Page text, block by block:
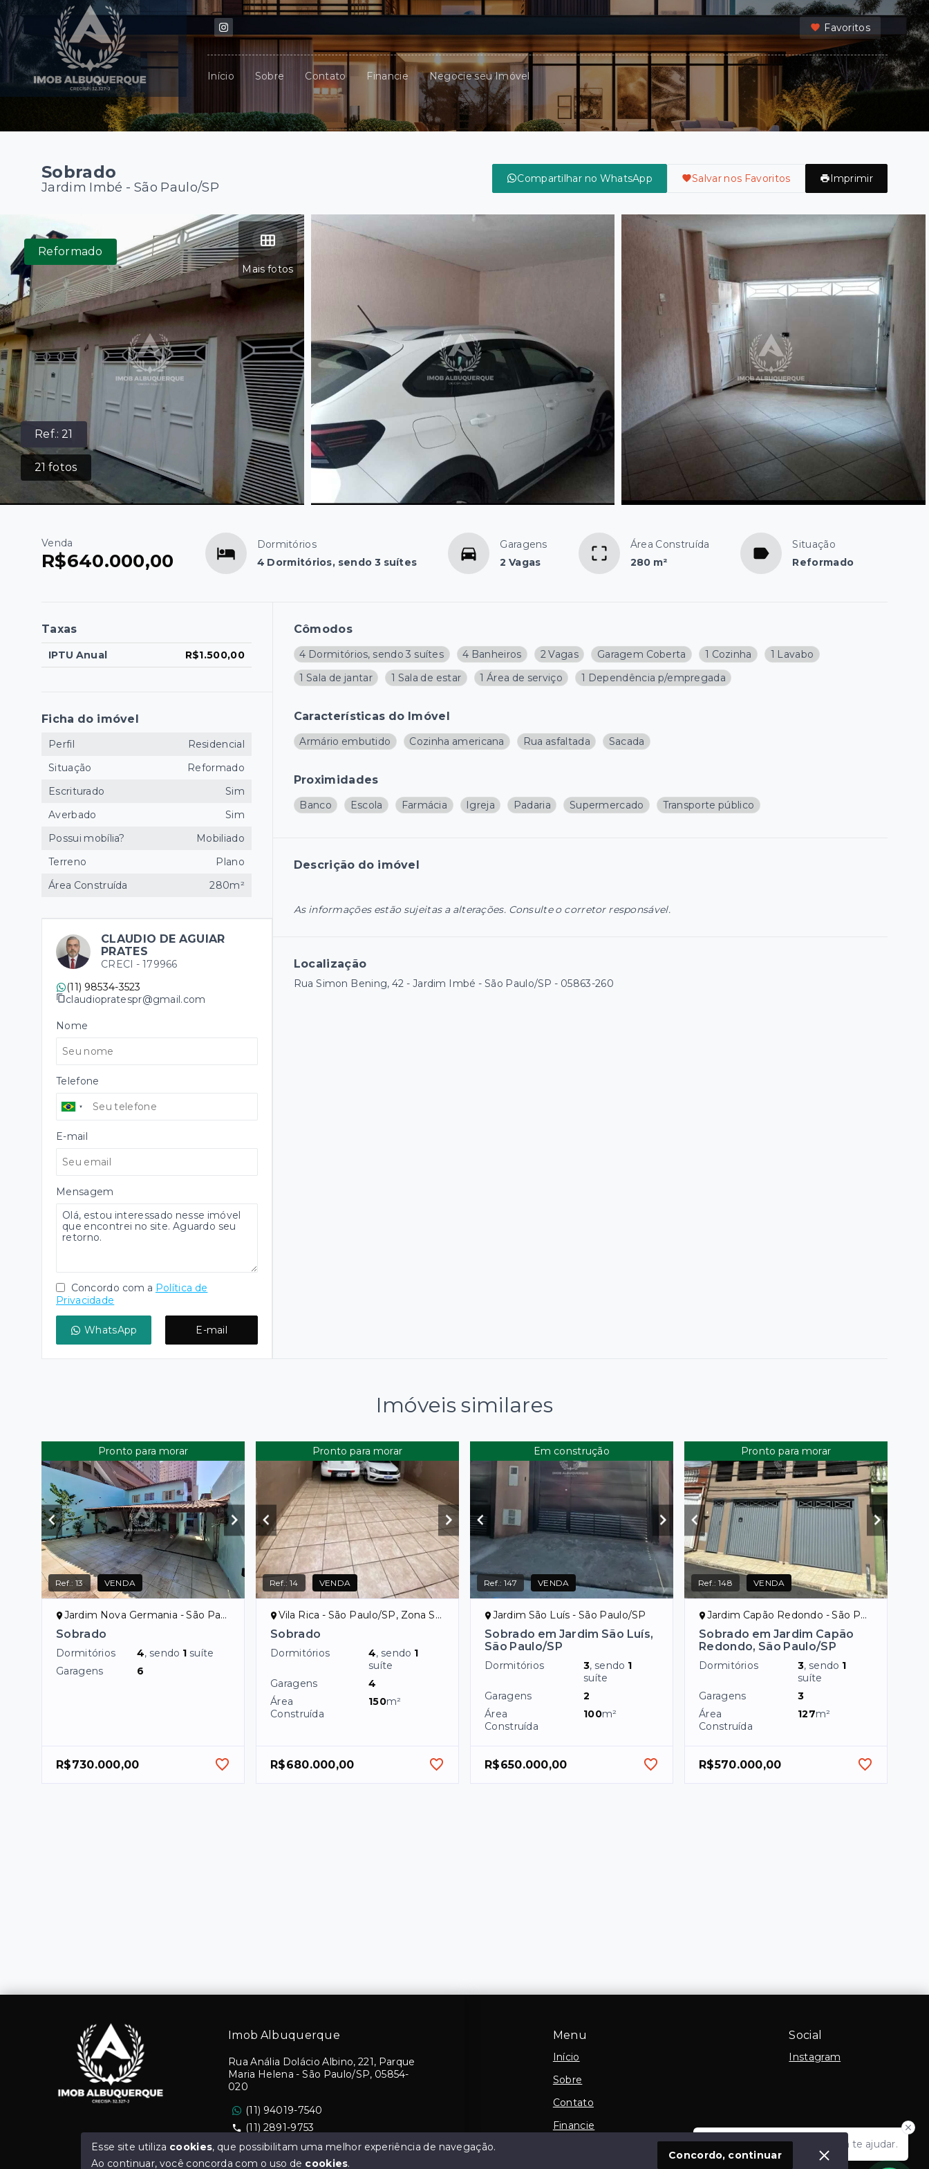
Favoritos
Início Sobre Contato Financie Negocie seu Imóvel
Sobrado
Jardim Imbé - São Paulo/SP
Compartilhar no WhatsApp Salvar nos Favoritos Imprimir
Ref.:21
21fotos
Mais fotos
Reformado
Venda
R$640.000,00
Dormitórios
4 Dormitórios, sendo 3 suítes
Garagens
2 Vagas
Área Construída
280 m²
Situação
Reformado
Cômodos
4 Dormitórios, sendo 3 suítes 4 Banheiros 2 Vagas Garagem Coberta 1 Cozinha
1 Lavabo
1 Sala de jantar
1 Sala de estar 1 Área de serviço 1 Dependência p/empregada
Características do Imóvel
Armário embutido Cozinha americana Rua asfaltada Sacada
Proximidades
Banco Escola Farmácia Igreja Padaria Supermercado Transporte público
Descrição do imóvel
As informações estão sujeitas a alterações. Consulte o corretor responsável.
Localização
Rua Simon Bening, 42 - Jardim Imbé - São Paulo/SP - 05863-260
Taxas
IPTU Anual R$1.500,00
Ficha do imóvel
Perfil
Residencial
Situação
Reformado
Escriturado
Sim
Averbado
Sim
Possui mobília?
Mobiliado
Terreno
Plano
Área Construída
280m²
CLAUDIO DE AGUIAR
PRATES
CRECI - 179966
(11) 98534-3523
claudiopratespr@gmail.com
Nome
Telefone
E-mail
Mensagem
Concordo com a Política de
Privacidade
WhatsApp E-mail
Imóveis similares
Pronto para morar
Ref.:13 VENDA
Jardim Nova Germania - São Paulo/SP, Zona Sul
Sobrado
Dormitórios 4, sendo 1 suíte
Garagens
6
R$730.000,00
Pronto para morar
Ref.:14 VENDA
Vila Rica - São Paulo/SP, Zona Sul
Sobrado
Dormitórios 4, sendo 1
suíte
Garagens
4
Área
Construída
150m²
R$680.000,00
Em construção
Ref.:147 VENDA
Jardim São Luís - São Paulo/SP
Sobrado em Jardim São Luís,
São Paulo/SP
Dormitórios 3, sendo 1
suíte
Garagens
2
Área
Construída
100m²
R$650.000,00
Pronto para morar
Ref.:148 VENDA
Jardim Capão Redondo - São Paulo/SP
Sobrado em Jardim Capão
Redondo, São Paulo/SP
Dormitórios 3, sendo 1
suíte
Garagens
3
Área
Construída
127m²
R$570.000,00
Olá! Estamos disponíveis para te ajudar.
Menu
Início
Sobre
Contato
Financie
Social
Instagram
Imob Albuquerque
Rua Anália Dolácio Albino, 221, Parque
Maria Helena - São Paulo/SP, 05854-
020
(11) 94019-7540
(11) 2891-9753
Ver e-mail
Esse site utiliza cookies, que possibilitam uma melhor experiência de navegação.
Ao continuar, você concorda com o uso de cookies.
Concordo, continuar